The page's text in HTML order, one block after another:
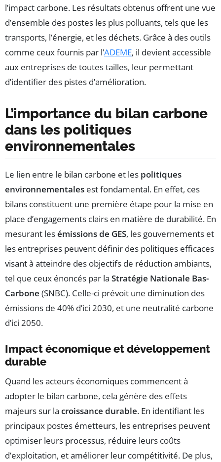
l’impact carbone. Les résultats obtenus offrent une vue
d’ensemble des postes les plus polluants, tels que les
transports, l’énergie, et les déchets. Grâce à des outils
comme ceux fournis par l’ADEME, il devient accessible
aux entreprises de toutes tailles, leur permettant
d’identifier des pistes d’amélioration.
L’importance du bilan carbone
dans les politiques
environnementales
Le lien entre le bilan carbone et les politiques
environnementales est fondamental. En effet, ces
bilans constituent une première étape pour la mise en
place d’engagements clairs en matière de durabilité. En
mesurant lesémissions de GES, les gouvernements et
les entreprises peuvent définir des politiques efficaces
visant à atteindre des objectifs de réduction ambiants,
tel que ceux énoncés par la Stratégie Nationale Bas-
Carbone (SNBC). Celle-ci prévoit une diminution des
émissions de 40% d’ici 2030, et une neutralité carbone
d’ici 2050.
Impact économique et développement
durable
Quand les acteurs économiques commencent à
adopter le bilan carbone, cela génère des effets
majeurs sur la croissance durable. En identifiant les
principaux postes émetteurs, les entreprises peuvent
optimiser leurs processus, réduire leurs coûts
d’exploitation, et améliorer leur compétitivité. De plus,